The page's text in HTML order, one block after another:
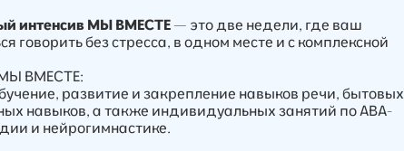
интенсив МЫ ВМЕСТЕ — это две недели, где ваш
говорить без стресса, в одном месте и с комплексной
МЫ ВМЕСТЕ:
развитие и закрепление навыков речи, бытовых
навыков, а также индивидуальных занятий по АВА-
и нейрогимнастике.